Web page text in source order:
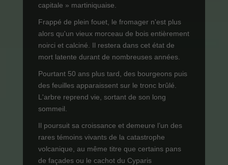
capitale » martiniquaise.
Frappé de plein fouet, le fromager n'est plus
alors qu'un vieux morceau de bois entièrement
noirci et calciné. Il restera dans cet état de
mort latente durant de nombreuses années.
Pourtant 50 ans plus tard, des bourgeons puis
des feuilles apparaissent sur le tronc brûlé.
L'arbre reprend vie, sortant de son long
sommeil.
Il poursuit sa croissance et demeure l’un des
rares témoins vivants de la catastrophe
volcanique, au même titre que certains pans
de façades ou le cachot du Cyparis